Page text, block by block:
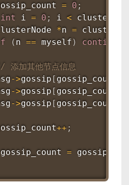
= 0 ;
int i = 0 ; i < cluster
*n = cluster
( n == myself ) continue
添加其他节点信息
->gossip [ gossip_count
->gossip [ gossip_count
->gossip [ gossip_count
++ ;
gossip_count =